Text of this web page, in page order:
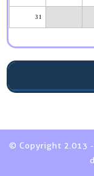
31
© Copyright 2.013 -